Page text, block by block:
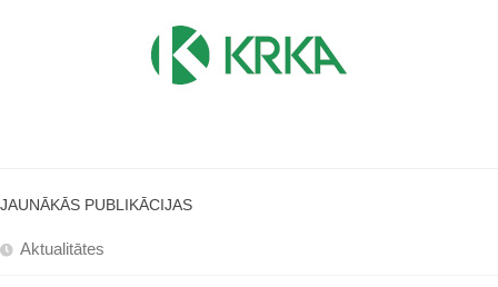
JAUNĀKĀS PUBLIKĀCIJAS
Aktualitātes